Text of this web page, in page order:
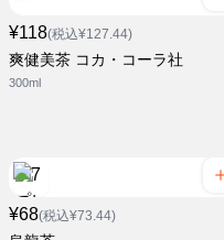
¥118(税込¥127.44)
爽健美茶 コカ・コーラ社
300ml
¥68(税込¥73.44)